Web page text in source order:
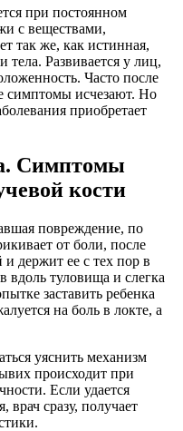
при постоянном
с веществами,
так же, как истинная,
Развивается у лиц,
Часто после
симптомы исчезают. Но
приобретает
Симптомы
кости
по­вреждение, по
от боли, после
и держит ее с тех пор в
туловища и слегка
заста­вить ребенка
на боль в локте, а
уяснить механизм
происходит при
Если удается
врач сра­зу, получает